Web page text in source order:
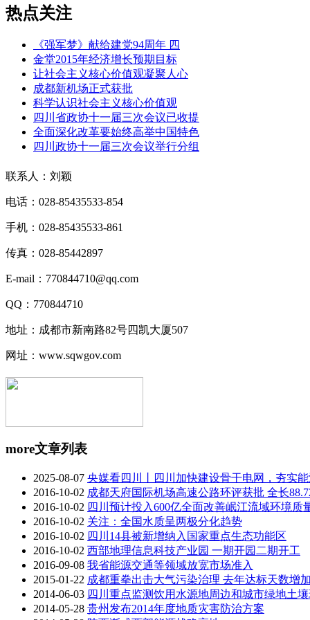
热点关注
《强军梦》献给建党94周年 四
金堂2015年经济增长预期目标
让社会主义核心价值观凝聚人心
成都新机场正式获批
科学认识社会主义核心价值观
四川省政协十一届三次会议已收提
全面深化改革要始终高举中国特色
四川政协十一届三次会议举行分组
联系人：刘颖
电话：028-85435533-854
手机：028-85435533-861
传真：028-85442897
E-mail：770844710@qq.com
QQ：770844710
地址：成都市新南路82号四凯大厦507
网址：www.sqwgov.com
more文章列表
2025-08-07 央媒看四川丨四川加快建设骨干电网，夯实能
2016-10-02 成都天府国际机场高速公路环评获批 全长
2016-10-02 四川预计投入600亿全面改善岷江流域环境质
2016-10-02 关注：全国水质呈两极分化趋势
2016-10-02 四川14县被新增纳入国家重点生态功能区
2016-10-02 西部地理信息科技产业园 一期开园二期开工
2016-09-08 我省能源交通等领域放宽市场准入
2015-01-22 成都重拳出击大气污染治理 去年达标天数增
2014-06-03 四川重点监测饮用水源地周边和城市绿地土
2014-05-28 贵州发布2014年度地质灾害防治方案